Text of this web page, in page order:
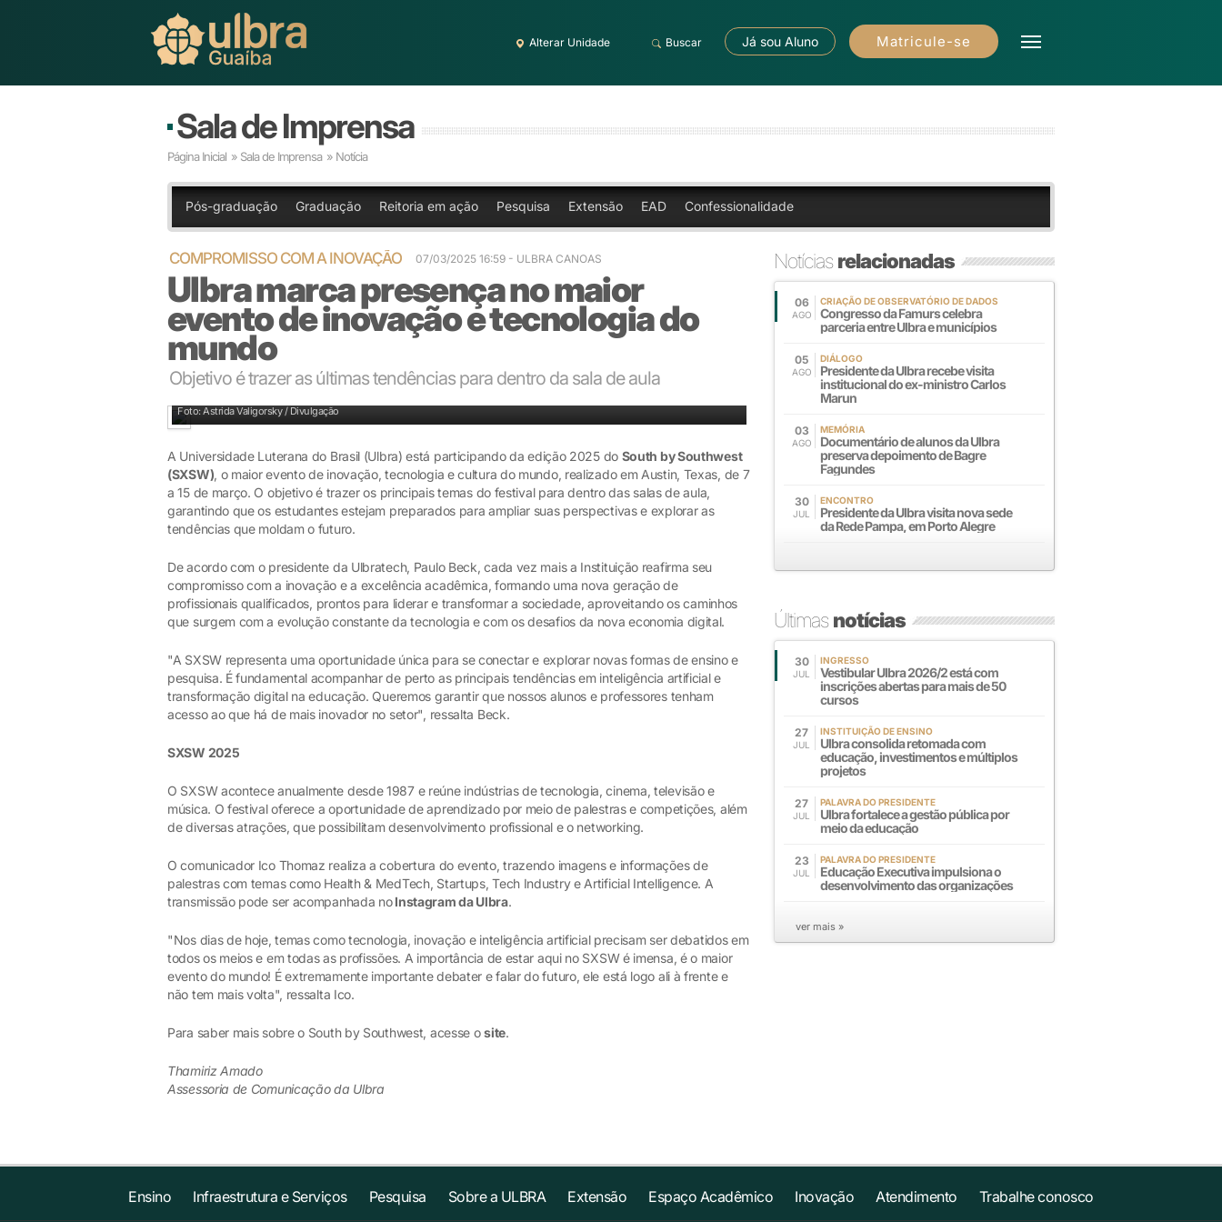
Alterar Unidade Buscar Já sou Aluno Matricule-se
Sala de Imprensa
Página Inicial » Sala de Imprensa » Notícia
Pós-graduação Graduação Reitoria em ação Pesquisa Extensão EAD Confessionalidade
COMPROMISSO COM A INOVAÇÃO 07/03/2025 16:59 - ULBRA CANOAS
Ulbra marca presença no maior
evento de inovação e tecnologia do
mundo
Objetivo é trazer as últimas tendências para dentro da sala de aula
Foto: Astrida Valigorsky / Divulgação
A Universidade Luterana do Brasil (Ulbra) está participando da edição 2025 do South by Southwest
(SXSW), o maior evento de inovação, tecnologia e cultura do mundo, realizado em Austin, Texas, de 7
a 15 de março. O objetivo é trazer os principais temas do festival para dentro das salas de aula,
garantindo que os estudantes estejam preparados para ampliar suas perspectivas e explorar as
tendências que moldam o futuro.
De acordo com o presidente da Ulbratech, Paulo Beck, cada vez mais a Instituição reafirma seu
compromisso com a inovação e a excelência acadêmica, formando uma nova geração de
profissionais qualificados, prontos para liderar e transformar a sociedade, aproveitando os caminhos
que surgem com a evolução constante da tecnologia e com os desafios da nova economia digital.
"A SXSW representa uma oportunidade única para se conectar e explorar novas formas de ensino e
pesquisa. É fundamental acompanhar de perto as principais tendências em inteligência artificial e
transformação digital na educação. Queremos garantir que nossos alunos e professores tenham
acesso ao que há de mais inovador no setor", ressalta Beck.
SXSW 2025
O SXSW acontece anualmente desde 1987 e reúne indústrias de tecnologia, cinema, televisão e
música. O festival oferece a oportunidade de aprendizado por meio de palestras e competições, além
de diversas atrações, que possibilitam desenvolvimento profissional e o networking.
O comunicador Ico Thomaz realiza a cobertura do evento, trazendo imagens e informações de
palestras com temas como Health & MedTech, Startups, Tech Industry e Artificial Intelligence. A
transmissão pode ser acompanhada noInstagram da Ulbra.
"Nos dias de hoje, temas como tecnologia, inovação e inteligência artificial precisam ser debatidos em
todos os meios e em todas as profissões. A importância de estar aqui no SXSW é imensa, é o maior
evento do mundo! É extremamente importante debater e falar do futuro, ele está logo ali à frente e
não tem mais volta", ressalta Ico.
Para saber mais sobre o South by Southwest, acesse osite.
Thamiriz Amado
Assessoria de Comunicação da Ulbra
Notíciasrelacionadas
06
AGO
CRIAÇÃO DE OBSERVATÓRIO DE DADOS
Congresso da Famurs celebra
parceria entre Ulbra e municípios
05
AGO
DIÁLOGO
Presidente da Ulbra recebe visita
institucional do ex-ministro Carlos
Marun
03
AGO
MEMÓRIA
Documentário de alunos da Ulbra
preserva depoimento de Bagre
Fagundes
30
JUL
ENCONTRO
Presidente da Ulbra visita nova sede
da Rede Pampa, em Porto Alegre
Últimasnotícias
30
JUL
INGRESSO
Vestibular Ulbra 2026/2 está com
inscrições abertas para mais de 50
cursos
27
JUL
INSTITUIÇÃO DE ENSINO
Ulbra consolida retomada com
educação, investimentos e múltiplos
projetos
27
JUL
PALAVRA DO PRESIDENTE
Ulbra fortalece a gestão pública por
meio da educação
23
JUL
PALAVRA DO PRESIDENTE
Educação Executiva impulsiona o
desenvolvimento das organizações
ver mais »
Ensino Infraestrutura e Serviços Pesquisa Sobre a ULBRA Extensão Espaço Acadêmico Inovação Atendimento Trabalhe conosco